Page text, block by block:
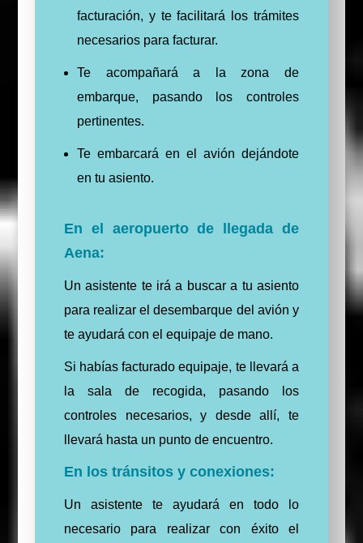
facturación, y te facilitará los trámites
necesarios para facturar.
Te acompañará a la zona de
embarque, pasando los controles
pertinentes.
Te embarcará en el avión dejándote
en tu asiento.
En el aeropuerto de llegada de
Aena:
Un asistente te irá a buscar a tu asiento
para realizar el desembarque del avión y
te ayudará con el equipaje de mano.
Si habías facturado equipaje, te llevará a
la sala de recogida, pasando los
controles necesarios, y desde allí, te
llevará hasta un punto de encuentro.
En los tránsitos y conexiones:
Un asistente te ayudará en todo lo
necesario para realizar con éxito el